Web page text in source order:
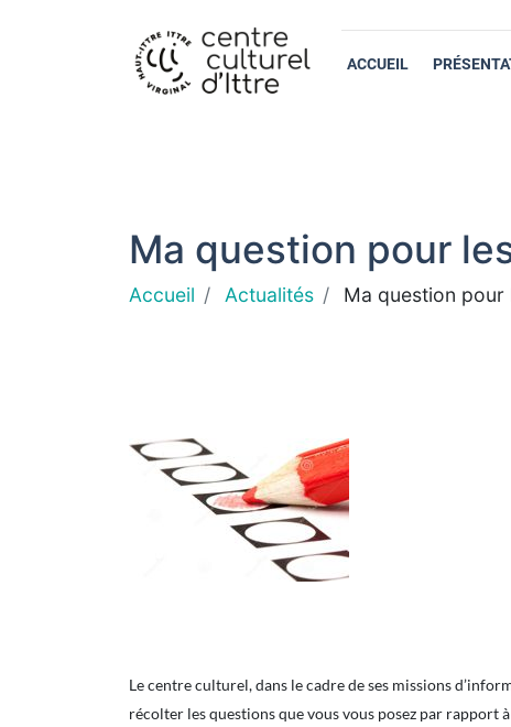
ACCUEIL
Ma question pour
Accueil Actualités Ma question pour
Le centre culturel, dans le cadre de ses missions
récolter les questions que vous vous posez par rapport